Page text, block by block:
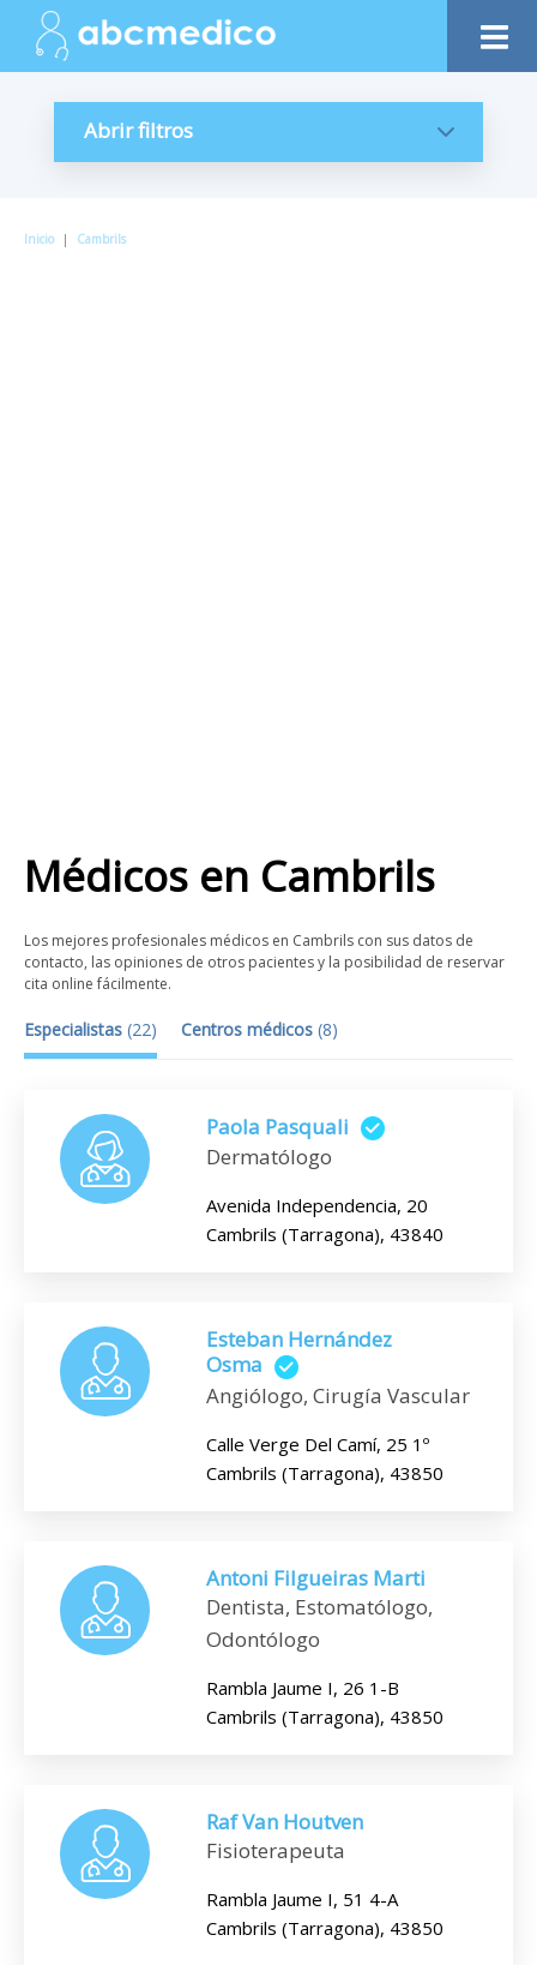
Abrir filtros
Inicio | Cambrils
Médicos en Cambrils
Los mejores profesionales médicos en Cambrils con sus datos de
contacto, las opiniones de otros pacientes y la posibilidad de reservar
cita online fácilmente.
Especialistas (22) Centros médicos (8)
Paola Pasquali
Dermatólogo
Avenida Independencia, 20
Cambrils (Tarragona), 43840
Esteban Hernández
Osma
Angiólogo, Cirugía Vascular
Calle Verge Del Camí, 25 1º
Cambrils (Tarragona), 43850
Antoni Filgueiras Marti
Dentista, Estomatólogo,
Odontólogo
Rambla Jaume I, 26 1-B
Cambrils (Tarragona), 43850
Raf Van Houtven
Fisioterapeuta
Rambla Jaume I, 51 4-A
Cambrils (Tarragona), 43850